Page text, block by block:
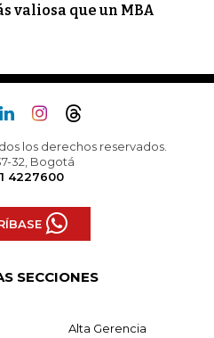
valiosa que un MBA
los derechos reservados.
32, Bogotá
4227600
SECCIONES
Alta Gerencia